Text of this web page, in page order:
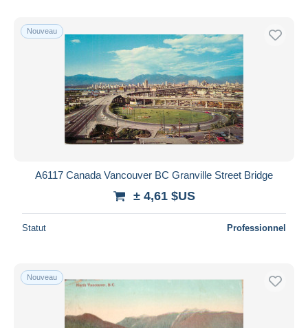
Nouveau
A6117 Canada Vancouver BC Granville Street Bridge
± 4,61 $US
Statut Professionnel
Nouveau